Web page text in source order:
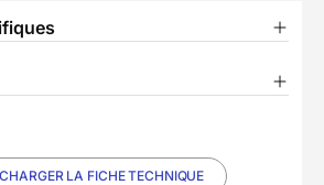
LA FICHE TECHNIQUE